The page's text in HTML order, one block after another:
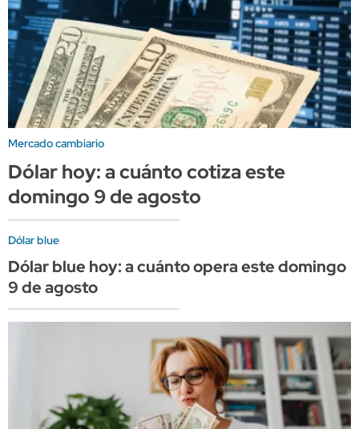
Mercado cambiario
Dólar hoy: a cuánto cotiza este
domingo 9 de agosto
Dólar blue
Dólar blue hoy: a cuánto opera este domingo
9 de agosto